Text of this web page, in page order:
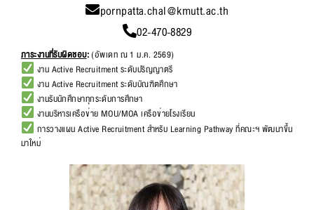
pornpatta.chal@kmutt.ac.th
02-470-8829
ภาระงานที่รับผิดชอบ:(อัพเดท ณ 1 ม.ค. 2569)
งาน Active Recruitment ระดับปริญญาตรี
งาน Active Recruitment ระดับบัณฑิตศึกษา
งานรับนักศึกษาทุกระดับการศึกษา
งานบริหารเครือข่าย MOU/MOA เครือข่ายโรงเรียน
การวางแผน Active Recruitment สำหรับ Learning Pathway ที่คณะฯ พัฒนาขึ้น
มาใหม่